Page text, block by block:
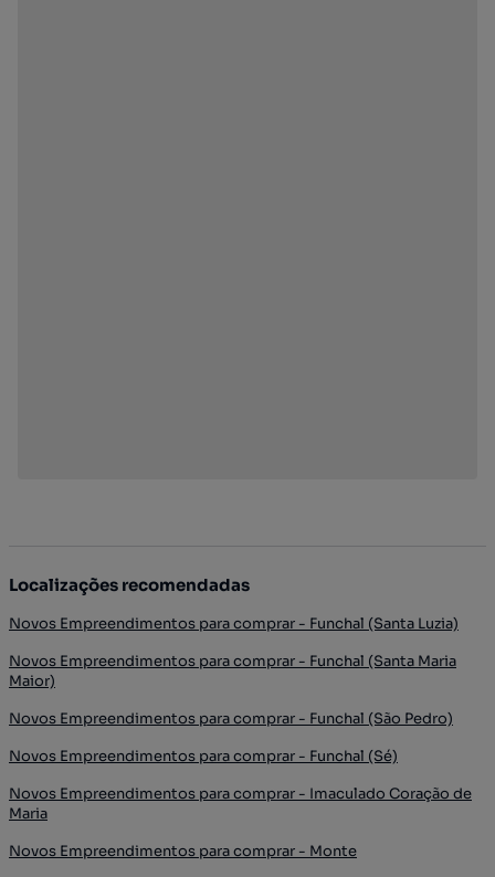
Localizações recomendadas
Novos Empreendimentos para comprar - Funchal (Santa Luzia)
Novos Empreendimentos para comprar - Funchal (Santa Maria
Maior)
Novos Empreendimentos para comprar - Funchal (São Pedro)
Novos Empreendimentos para comprar - Funchal (Sé)
Novos Empreendimentos para comprar - Imaculado Coração de
Maria
Novos Empreendimentos para comprar - Monte